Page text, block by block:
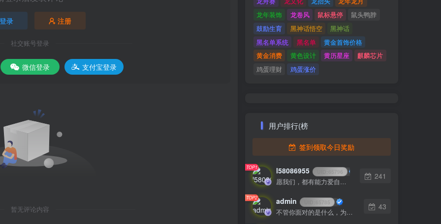
登录 注册
社交账号登录
微信登录 支付宝登录
暂无评论内容
龙年装饰
龙卷风 鼠标悬停
鼠头鸭脖
鼓励生育
黑神话悟空
黑神话
黑名单系统
黑名单
黄金首饰价格
黄金消费
黄色设计 黄历星座
麒麟芯片
鸡蛋理财
鸡蛋涨价
用户排行(榜
签到领取今日奖励
TOP1 l58086955
愿我们，都有能力爱自己，有余力爱别人
241
TOP2 admin
不管你面对的是什么，为你所爱的而奋斗都会是值得的
43